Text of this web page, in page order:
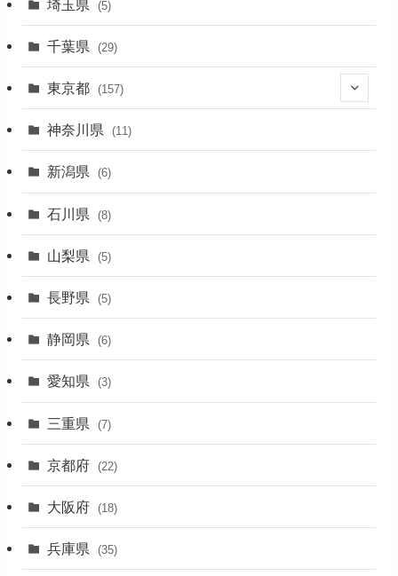
(1)
(3)
埼玉県 (5)
千葉県 (29)
東京都 (157)
(36)
(11)
(1)
(5)
(11)
(4)
(4)
(17)
神奈川県 (11)
新潟県 (6)
石川県 (8)
山梨県 (5)
長野県 (5)
静岡県 (6)
愛知県 (3)
三重県 (7)
京都府 (22)
大阪府 (18)
兵庫県 (35)